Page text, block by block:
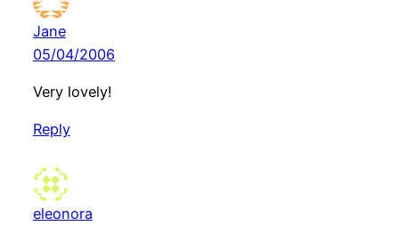
Jane
05/04/2006
Very lovely!
Reply
eleonora